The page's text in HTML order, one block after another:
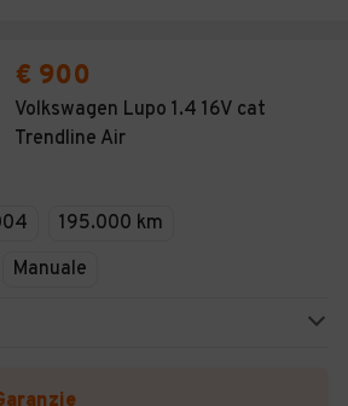
€ 900
Volkswagen Lupo 1.4 16V cat
Trendline Air
195.000 km
Manuale